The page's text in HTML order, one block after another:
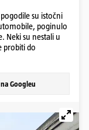
pogodile su istočni
poginulo
Neki su nestali u
probiti do
Googleu